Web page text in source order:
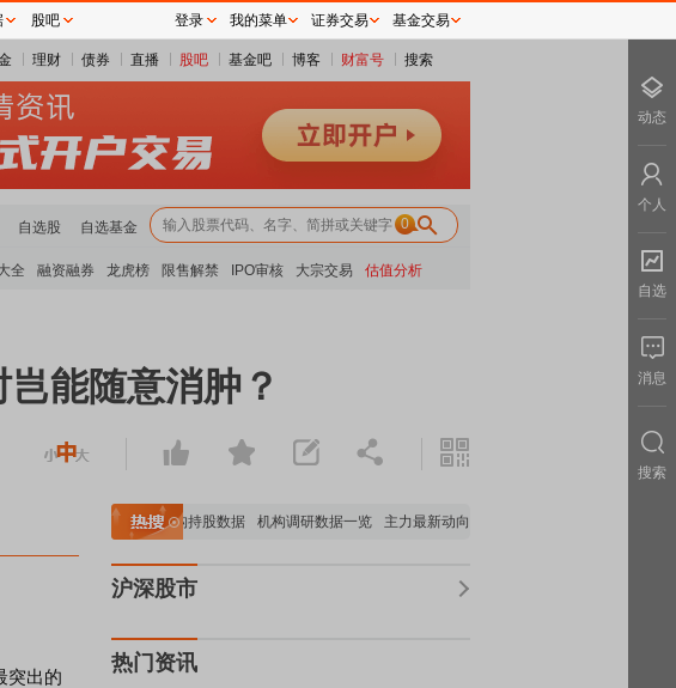
理财 债券 直播 股吧 基金吧 博客 财富号 搜索
自选股 自选基金 0
全 融资融券 龙虎榜 限售解禁 IPO审核 大宗交易 估值分析
能随意消肿？
突出的
重要机构持股数据 机构调研数据一览 主力最新动向 上市公司限售股解禁一览
沪深股市
热门资讯
股吧 登录 我的菜单 证券交易 基金交易
动态
个人
自选
消息
搜索